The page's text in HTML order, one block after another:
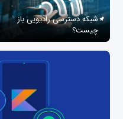
شبکه دسترسی رادیویی باز
چیست؟